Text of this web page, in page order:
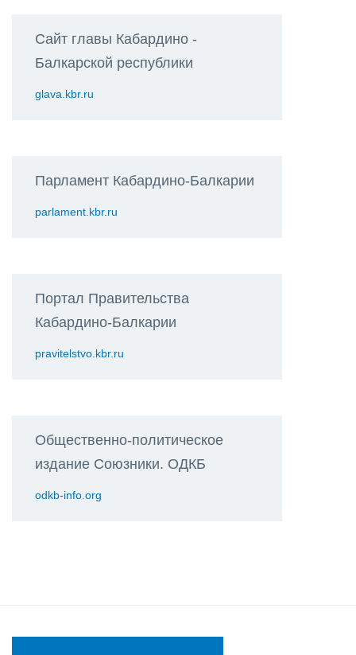
Сайт главы Кабардино -
Балкарской республики
glava.kbr.ru
Парламент Кабардино-Балкарии
parlament.kbr.ru
Портал Правительства
Кабардино-Балкарии
pravitelstvo.kbr.ru
Общественно-политическое
издание Союзники. ОДКБ
odkb-info.org